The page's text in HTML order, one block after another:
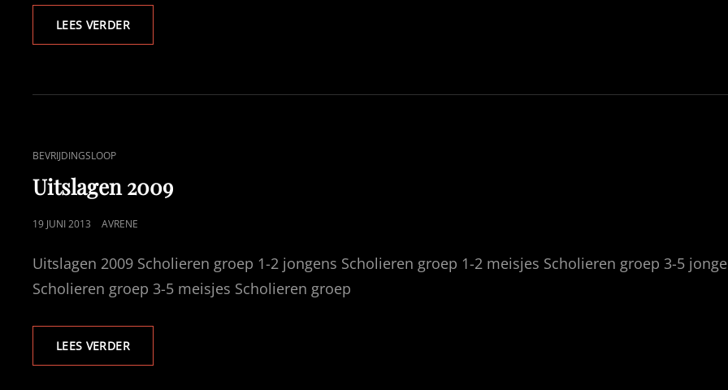
LEES VERDERUITSLAGEN
2010
CAT
LINKS
BEVRIJDINGSLOOP
Uitslagen 2009
GEPUBLICEERD
19 JUNI 2013 AVRENE
Uitslagen 2009 Scholieren groep 1-2 jongens Scholieren groep 1-2 meisjes Scholieren groep 3-5
Scholieren groep 3-5 meisjes Scholieren groep
LEES VERDERUITSLAGEN
2009